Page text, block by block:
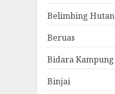
Belimbing Hutan
Beruas
Bidara Kampung
Binjai